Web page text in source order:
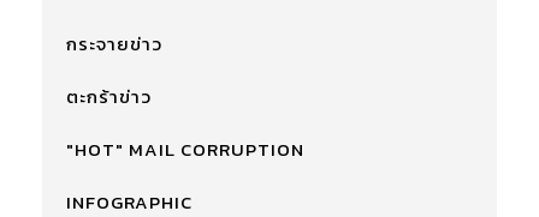
กระจายข่าว
ตะกร้าข่าว
"HOT" MAIL CORRUPTION
INFOGRAPHIC